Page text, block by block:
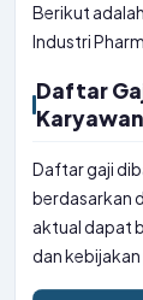
Berikut
Industri
Daftar
Karyawan
Daftar gaji
berdasarkan
aktual dapat
dan kebijakan